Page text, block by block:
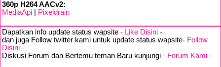
360p H264 AACv2:
MediaApi
Pixeldrain
Dapatkan info update status wapsite - Like Disini -
dan juga Follow twitter kami untuk update status wapsite- Follow
Disini -
Diskusi Forum dan Bertemu teman Baru kunjungi - Forum Kami -